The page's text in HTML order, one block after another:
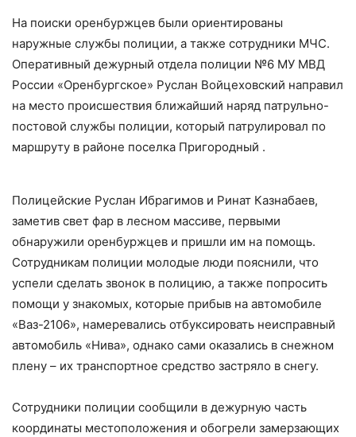
На поиски оренбуржцев были ориентированы
наружные службы полиции, а также сотрудники МЧС.
Оперативный дежурный отдела полиции №6 МУ МВД
России «Оренбургское» Руслан Войцеховский направил
на место происшествия ближайший наряд патрульно-
постовой службы полиции, который патрулировал по
маршруту в районе поселка Пригородный .
Полицейские Руслан Ибрагимов и Ринат Казнабаев,
заметив свет фар в лесном массиве, первыми
обнаружили оренбуржцев и пришли им на помощь.
Сотрудникам полиции молодые люди пояснили, что
успели сделать звонок в полицию, а также попросить
помощи у знакомых, которые прибыв на автомобиле
«Ваз-2106», намеревались отбуксировать неисправный
автомобиль «Нива», однако сами оказались в снежном
плену – их транспортное средство застряло в снегу.
Сотрудники полиции сообщили в дежурную часть
координаты местоположения и обогрели замерзающих